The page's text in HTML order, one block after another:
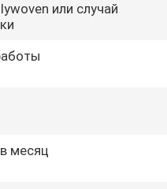
или случай
месяц